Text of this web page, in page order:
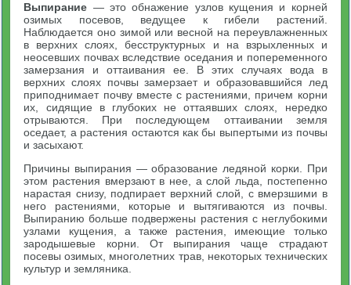
Выпирание — это обнажение узлов кущения и корней
озимых посевов, ведущее к гибели растений.
Наблюдается оно зимой или весной на переувлажненных
в верхних слоях, бесструктурных и на взрыхленных и
неосевших почвах вследствие оседания и попеременного
замерзания и оттаивания ее. В этих случаях вода в
верхних слоях почвы замерзает и образовавшийся лед
приподнимает почву вместе с растениями, причем корни
их, сидящие в глубоких не оттаявших слоях, нередко
отрываются. При последующем оттаивании земля
оседает, а растения остаются как бы выпертыми из почвы
и засыхают.
Причины выпирания — образование ледяной корки. При
этом растения вмерзают в нее, а слой льда, постепенно
нарастая снизу, подпирает верхний слой, с вмерзшими в
него растениями, которые и вытягиваются из почвы.
Выпиранию больше подвержены растения с неглубокими
узлами кущения, а также растения, имеющие только
зародышевые корни. От выпирания чаще страдают
посевы озимых, многолетних трав, некоторых технических
культур и земляника.